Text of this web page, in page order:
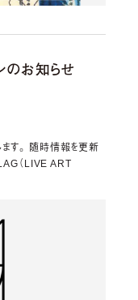
のお知らせ
ます。 随時情報を更新
（LIVE ART